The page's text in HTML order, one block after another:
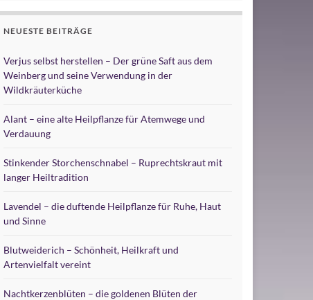
NEUESTE BEITRÄGE
Verjus selbst herstellen – Der grüne Saft aus dem
Weinberg und seine Verwendung in der
Wildkräuterküche
Alant – eine alte Heilpflanze für Atemwege und
Verdauung
Stinkender Storchenschnabel – Ruprechtskraut mit
langer Heiltradition
Lavendel – die duftende Heilpflanze für Ruhe, Haut
und Sinne
Blutweiderich – Schönheit, Heilkraft und
Artenvielfalt vereint
Nachtkerzenblüten – die goldenen Blüten der